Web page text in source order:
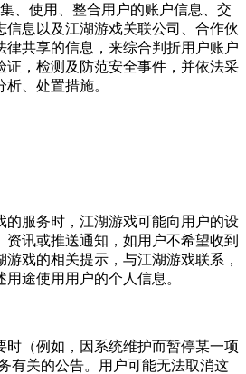
、使用、整合用户的账户信息、交
信息以及江湖游戏关联公司、合作伙
律共享的信息，来综合判折用户账户
证，检测及防范安全事件，并依法采
、处置措施。
的服务时，江湖游戏可能向用户的设
讯或推送通知，如用户不希望收到
戏的相关提示，与江湖游戏联系，
途使用用户的个人信息。
时（例如，因系统维护而暂停某一项
有关的公告。用户可能无法取消这